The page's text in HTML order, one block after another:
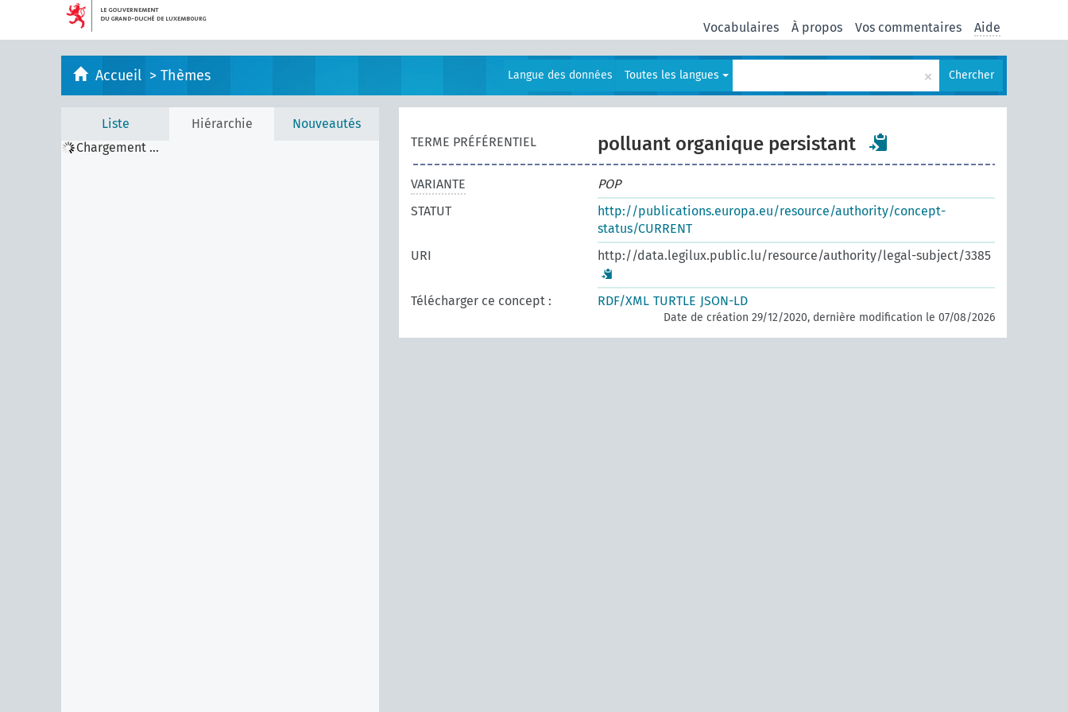
Vocabulaires À propos Vos commentaires Aide
Accueil > Thèmes Langue des données Toutes les langues × Chercher
Liste Hiérarchie
Nouveautés
Chargement ...
TERME PRÉFÉRENTIEL polluant organique persistant
VARIANTE
POP
STATUT
http://publications.europa.eu/resource/authority/concept-
status/CURRENT
URI
http://data.legilux.public.lu/resource/authority/legal-subject/3385
Télécharger ce concept : RDF/XML TURTLE JSON-LD
Date de création 29/12/2020, dernière modification le 07/08/2026